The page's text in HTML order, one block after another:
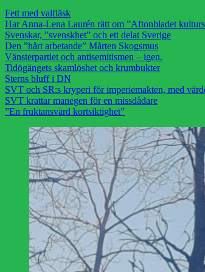
Fett med valfläsk
Har Anna-Lena Laurén rätt om ”Aftonbladet
Svenskar, ”svenskhet” och ett delat Sverige
Den ”hårt arbetande” Mårten Skogsmus
Vänsterpartiet och antisemitismen – igen.
Tidögängets skamlöshet och krumbukter
Sterns bluff i DN
SVT och SR:s kryperi för imperiemakten, med
SVT krattar manegen för en missdådare
”En fruktansvärd kortsiktighet”